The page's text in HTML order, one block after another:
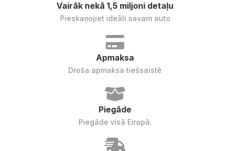
Vairāk nekā 1,5 miljoni detaļu
Pieskaņojiet ideāli savam auto
Apmaksa
Droša apmaksa tiešsaistē
Piegāde
Piegāde visā Eiropā.